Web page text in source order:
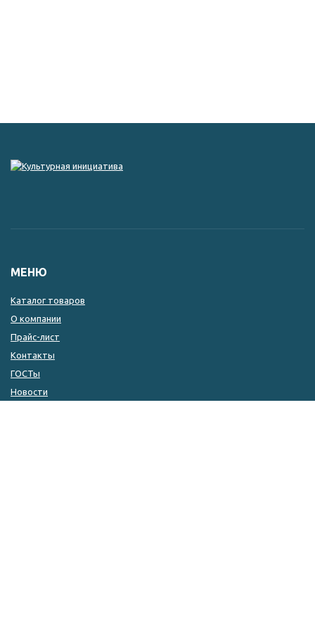
МЕНЮ
Каталог товаров
О компании
Прайс-лист
Контакты
ГОСТы
Новости